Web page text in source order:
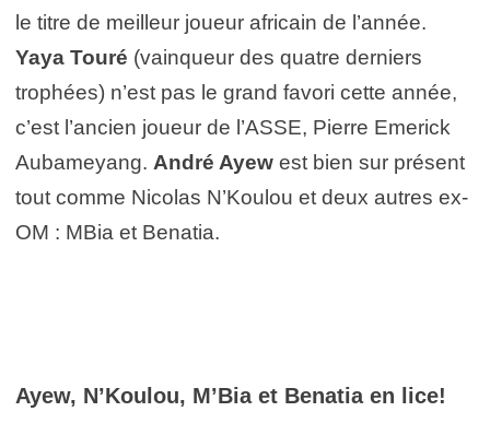
le titre de meilleur joueur africain de l’année.
Yaya Touré (vainqueur des quatre derniers
trophées) n’est pas le grand favori cette année,
c’est l’ancien joueur de l’ASSE, Pierre Emerick
Aubameyang. André Ayew est bien sur présent
tout comme Nicolas N’Koulou et deux autres ex-
OM : MBia et Benatia.
Ayew, N’Koulou, M’Bia et Benatia en lice!